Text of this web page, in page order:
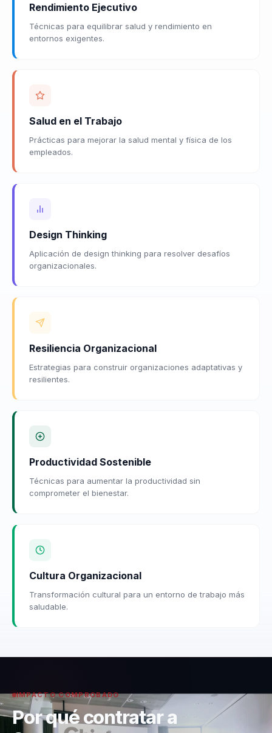
Rendimiento Ejecutivo
Técnicas para equilibrar salud y rendimiento en
entornos exigentes.
Salud en el Trabajo
Prácticas para mejorar la salud mental y física de los
empleados.
Design Thinking
Aplicación de design thinking para resolver desafíos
organizacionales.
Resiliencia Organizacional
Estrategias para construir organizaciones adaptativas y
resilientes.
Productividad Sostenible
Técnicas para aumentar la productividad sin
comprometer el bienestar.
Cultura Organizacional
Transformación cultural para un entorno de trabajo más
saludable.
IMPACTO COMPROBADO
Por qué contratar a